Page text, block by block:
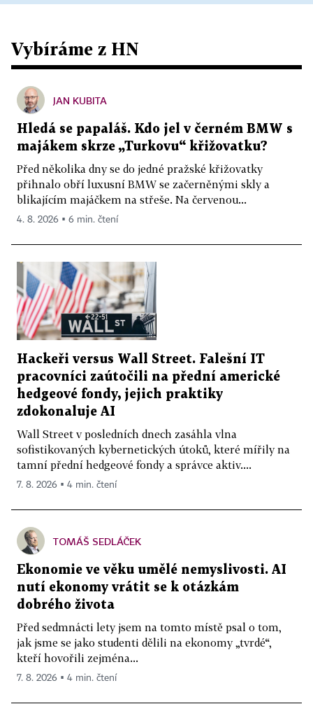
Vybíráme z HN
JAN KUBITA
Hledá se papaláš. Kdo jel v černém BMW s
majákem skrze „Turkovu“ křižovatku?
Před několika dny se do jedné pražské křižovatky
přihnalo obří luxusní BMW se začerněnými skly a
blikajícím majáčkem na střeše. Na červenou...
4. 8. 2026 ▪ 6 min. čtení
Hackeři versus Wall Street. Falešní IT
pracovníci zaútočili na přední americké
hedgeové fondy, jejich praktiky
zdokonaluje AI
Wall Street v posledních dnech zasáhla vlna
sofistikovaných kybernetických útoků, které mířily na
tamní přední hedgeové fondy a správce aktiv....
7. 8. 2026 ▪ 4 min. čtení
TOMÁŠ SEDLÁČEK
Ekonomie ve věku umělé nemyslivosti. AI
nutí ekonomy vrátit se k otázkám
dobrého života
Před sedmnácti lety jsem na tomto místě psal o tom,
jak jsme se jako studenti dělili na ekonomy „tvrdé“,
kteří hovořili zejména...
7. 8. 2026 ▪ 4 min. čtení